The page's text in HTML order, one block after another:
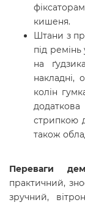
кишеня.
Штани з
під
на
накладні,
колін
стрипкою
також
Переваги
практичний,
зручний,